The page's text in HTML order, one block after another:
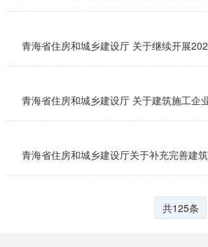
青海省住房和城乡建设厅 关于继续开展
青海省住房和城乡建设厅 关于建筑施工企
青海省住房和城乡建设厅关于补充完善建
共125条